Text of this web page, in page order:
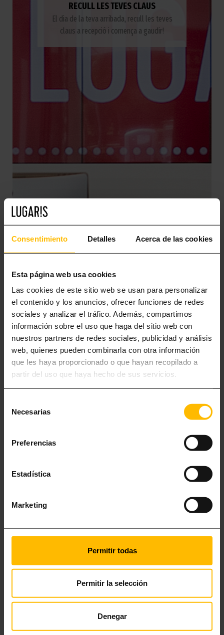
Consentimiento Detalles Acerca de las cookies
Esta página web usa cookies
Las cookies de este sitio web se usan para personalizar
el contenido y los anuncios, ofrecer funciones de redes
sociales y analizar el tráfico. Además, compartimos
información sobre el uso que haga del sitio web con
nuestros partners de redes sociales, publicidad y análisis
web, quienes pueden combinarla con otra información
que les haya proporcionado o que hayan recopilado a
partir del uso que haya hecho de sus servicios.
Necesarias
Preferencias
Estadística
Marketing
Permitir todas
Permitir la selección
Denegar
RECULL LES TEVES CLAUS
El dia de la teva arribada, recull les teves
claus a recepció i comença a gaudir!
Mai no ha estat tan fàcil.
Fes la teva reserva al
nostre lloc web i fes el